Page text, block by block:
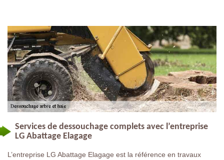
Services de dessouchage complets avec l’entreprise
LG Abattage Elagage
L’entreprise LG Abattage Elagage est la référence en travaux